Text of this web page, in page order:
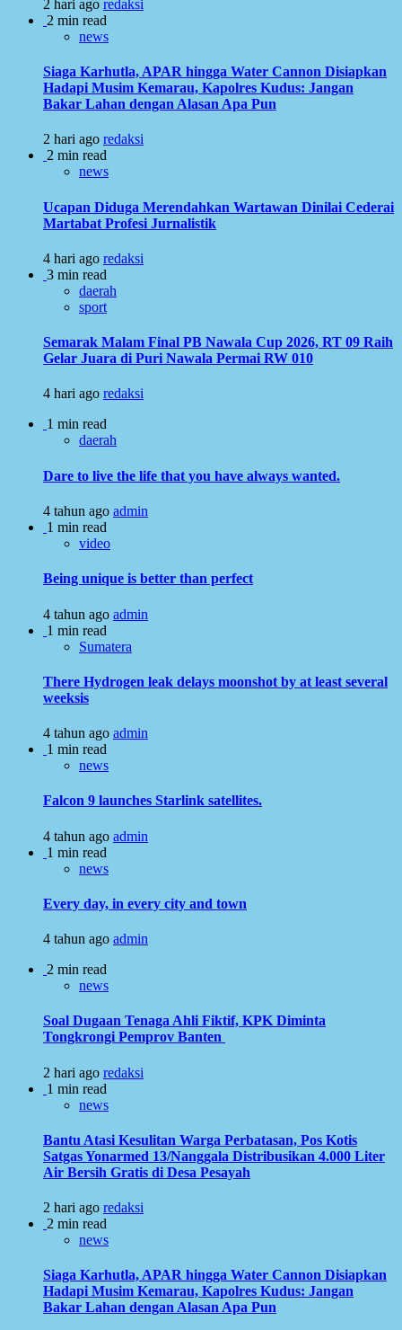
2 hari ago redaksi
2 min read
news
Siaga Karhutla, APAR hingga Water Cannon Disiapkan
Hadapi Musim Kemarau, Kapolres Kudus: Jangan
Bakar Lahan dengan Alasan Apa Pun
2 hari ago redaksi
2 min read
news
Ucapan Diduga Merendahkan Wartawan Dinilai Cederai
Martabat Profesi Jurnalistik
4 hari ago redaksi
3 min read
daerah
sport
Semarak Malam Final PB Nawala Cup 2026, RT 09 Raih
Gelar Juara di Puri Nawala Permai RW 010
4 hari ago redaksi
1 min read
daerah
Dare to live the life that you have always wanted.
4 tahun ago admin
1 min read
video
Being unique is better than perfect
4 tahun ago admin
1 min read
Sumatera
There Hydrogen leak delays moonshot by at least several
weeksis
4 tahun ago admin
1 min read
news
Falcon 9 launches Starlink satellites.
4 tahun ago admin
1 min read
news
Every day, in every city and town
4 tahun ago admin
2 min read
news
Soal Dugaan Tenaga Ahli Fiktif, KPK Diminta
Tongkrongi Pemprov Banten
2 hari ago redaksi
1 min read
news
Bantu Atasi Kesulitan Warga Perbatasan, Pos Kotis
Satgas Yonarmed 13/Nanggala Distribusikan 4.000 Liter
Air Bersih Gratis di Desa Pesayah
2 hari ago redaksi
2 min read
news
Siaga Karhutla, APAR hingga Water Cannon Disiapkan
Hadapi Musim Kemarau, Kapolres Kudus: Jangan
Bakar Lahan dengan Alasan Apa Pun